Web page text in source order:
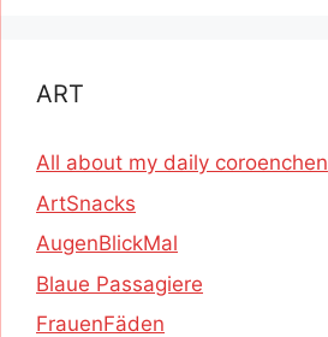
ART
All about my daily coroenchen
ArtSnacks
AugenBlickMal
Blaue Passagiere
FrauenFäden